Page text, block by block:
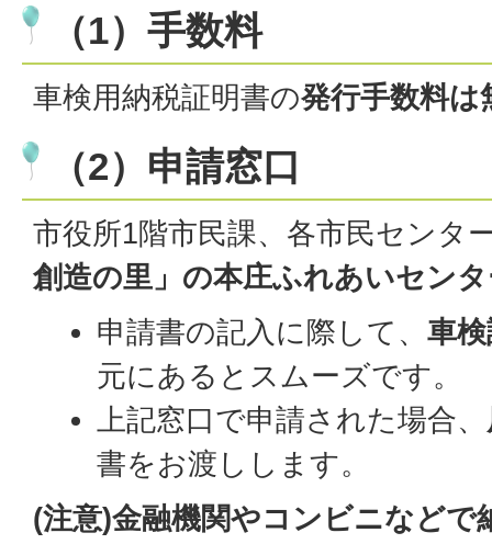
（1）手数料
車検用納税証明書の発行手数料は
（2）申請窓口
市役所1階市民課、各市民センタ
創造の里」の本庄ふれあいセン
申請書の記入に際して、車
元にあるとスムーズです。
上記窓口で申請された場合、
書をお渡しします。
(注意)金融機関やコンビニなどで